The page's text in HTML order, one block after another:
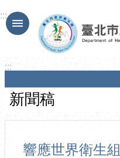
跳到主要內容區塊
:::
:::
新聞稿
響應世界衛生